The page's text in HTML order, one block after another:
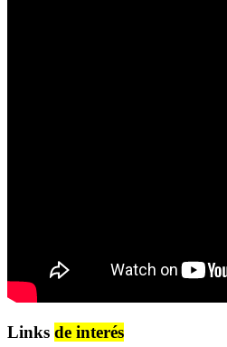
Links de interés